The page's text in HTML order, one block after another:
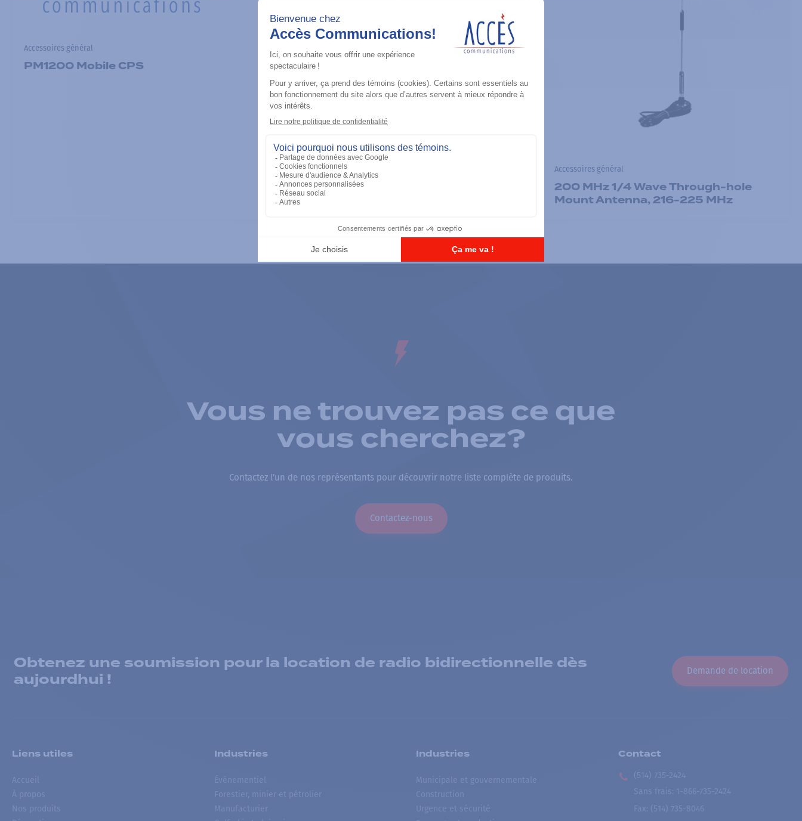
Accessoires général
PM1200 Mobile CPS
Accessoires général
UHF 3.5dB Gain Through-hole Mount
Antenna, 470-494 MHz
Accessoires général
200 MHz 1/4 Wave Through-hole
Mount Antenna, 216-225 MHz
Vous ne trouvez pas ce que
vous cherchez?
Contactez l’un de nos représentants pour découvrir notre liste complète de produits.
Contactez-nous
Obtenez une soumission pour la location de radio bidirectionnelle dès
aujourdhui !
Demande de location
Liens utiles
Accueil
À propos
Nos produits
Industries
Événementiel
Forestier, minier et pétrolier
Manufacturier
Industries
Municipale et gouvernementale
Construction
Urgence et sécurité
Contact
(514) 735-2424
Sans frais
1-866-735-2424
Fax: (514) 735-8046